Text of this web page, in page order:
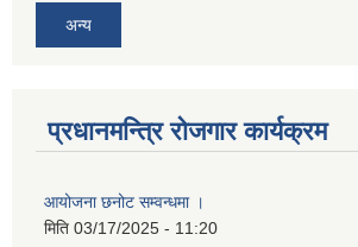
अन्य
प्रधानमन्त्रि रोजगार कार्यक्रम
आयोजना छनोट सम्वन्धमा ।
मिति 03/17/2025 - 11:20